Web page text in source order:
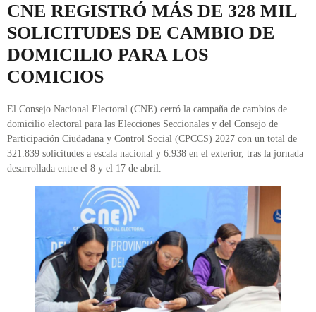
CNE REGISTRÓ MÁS DE 328 MIL
SOLICITUDES DE CAMBIO DE
DOMICILIO PARA LOS
COMICIOS
El Consejo Nacional Electoral (CNE) cerró la campaña de cambios de
domicilio electoral para las Elecciones Seccionales y del Consejo de
Participación Ciudadana y Control Social (CPCCS) 2027 con un total de
321.839 solicitudes a escala nacional y 6.938 en el exterior, tras la jornada
desarrollada entre el 8 y el 17 de abril.